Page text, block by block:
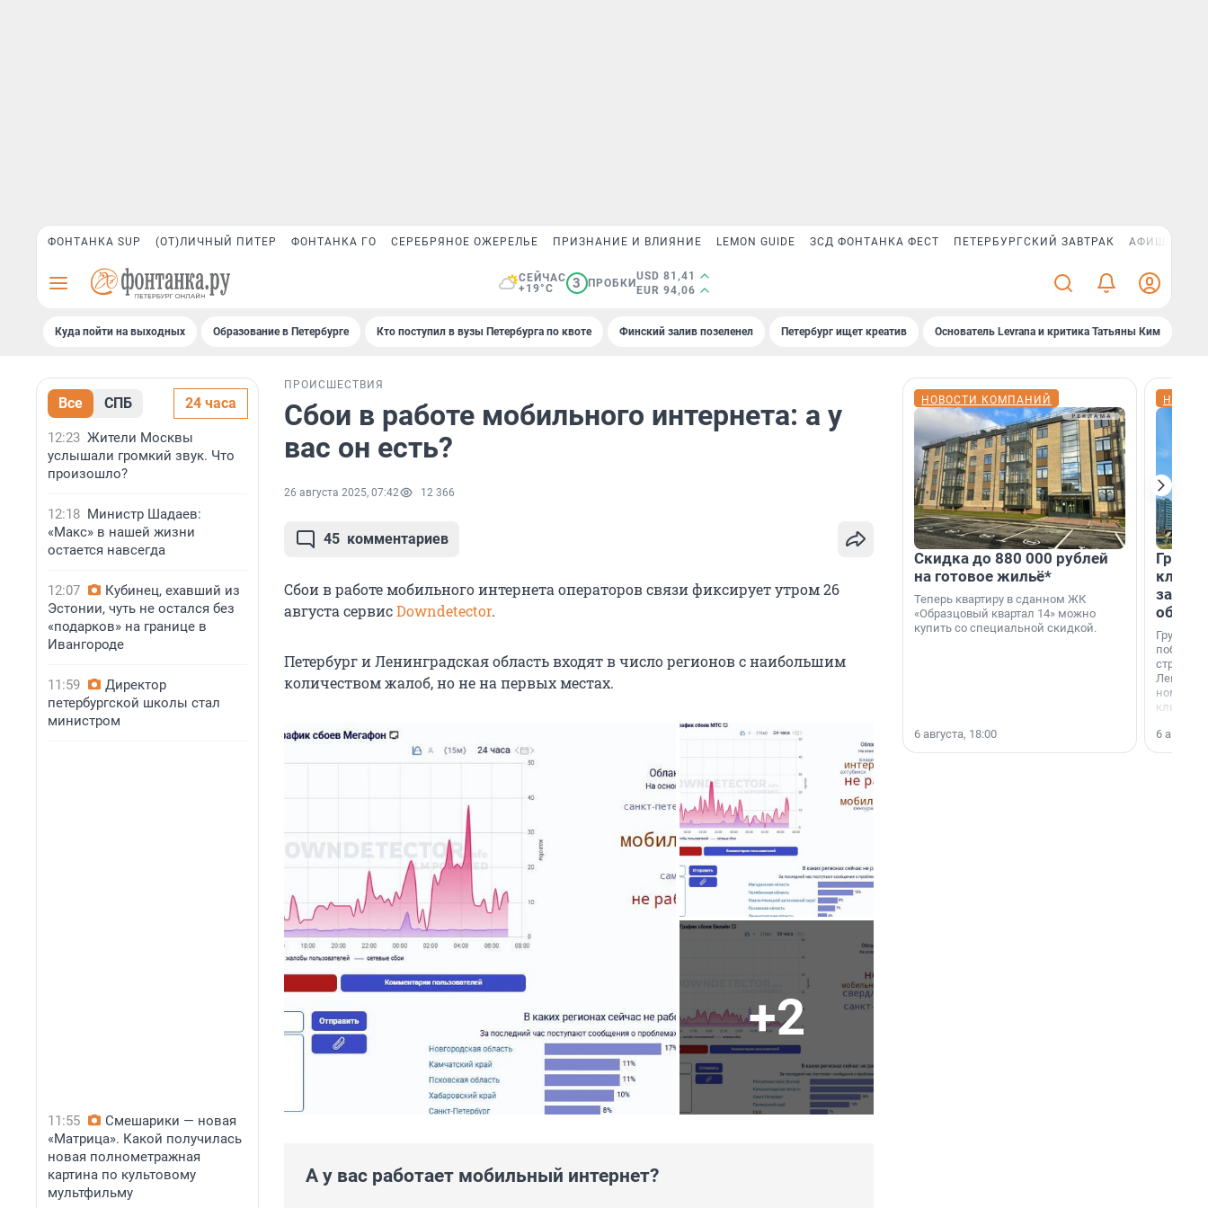
ФОНТАНКА SUP (ОТ)ЛИЧНЫЙ ПИТЕР ФОНТАНКА ГО СЕРЕБРЯНОЕ ОЖЕРЕЛЬЕ ПРИЗНАНИЕ И ВЛИЯНИЕ LEMON GUIDE ЗСД ФОНТАНКА ФЕСТ ПЕТЕРБУРГСКИЙ ЗАВТРАК АФИША PLUS
СЕЙЧАС
+19°C
3 ПРОБКИ
USD 81,41
EUR 94,06
Куда пойти на выходных Образование в Петербурге Кто поступил в вузы Петербурга по квоте Финский залив позеленел Петербург ищет креатив Основатель Levrana и критика Татьяны Ким
Все СПБ 24 часа
12:23 Жители Москвы
услышали громкий звук. Что
произошло?
12:18 Министр Шадаев:
«Макс» в нашей жизни
остается навсегда
12:07
Кубинец, ехавший из
Эстонии, чуть не остался без
«подарков» на границе в
Ивангороде
11:59
Директор
петербургской школы стал
министром
11:55
Смешарики — новая
«Матрица». Какой получилась
новая полнометражная
картина по культовому
мультфильму
ПРОИСШЕСТВИЯ
Сбои в работе мобильного интернета: а у
вас он есть?
26 августа 2025, 07:42 12 366
45 комментариев
Сбои в работе мобильного интернета операторов связи фиксирует утром 26
августа сервисDowndetector.
Петербург и Ленинградская область входят в число регионов с наибольшим
количеством жалоб, но не на первых местах.
+2
А у вас работает мобильный интернет?
НОВОСТИ КОМПАНИЙ
Скидка до 880 000 рублей
на готовое жильё*
Теперь квартиру в сданном ЖК
«Образцовый квартал 14» можно
купить со специальной скидкой.
6 августа, 18:00
Группа
области».
6